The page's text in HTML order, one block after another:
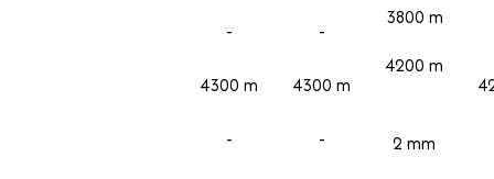
-
4300 m
-
-
4300 m
-
3800 m
4200 m
2 mm